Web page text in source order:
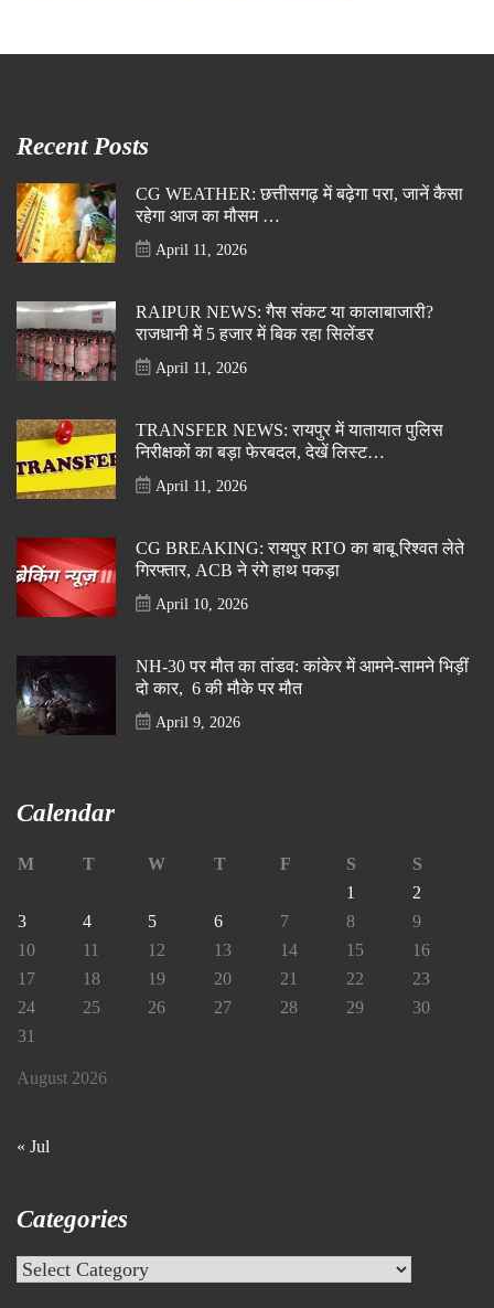
Recent Posts
CG WEATHER: छत्तीसगढ़ में बढ़ेगा परा, जानें कैसा
रहेगा आज का मौसम …
April 11, 2026
RAIPUR NEWS: गैस संकट या कालाबाजारी?
राजधानी में 5 हजार में बिक रहा सिलेंडर
April 11, 2026
TRANSFER NEWS: रायपुर में यातायात पुलिस
निरीक्षकों का बड़ा फेरबदल, देखें लिस्ट…
April 11, 2026
CG BREAKING: रायपुर RTO का बाबू रिश्वत लेते
गिरफ्तार, ACB ने रंगे हाथ पकड़ा
April 10, 2026
NH-30 पर मौत का तांडव: कांकेर में आमने-सामने भिड़ीं
दो कार, 6 की मौके पर मौत
April 9, 2026
Calendar
August 2026
M T W T F S
S
1
2
3
4 5 6 7 8
9
10
11 12 13 14 15
16
17
18 19 20 21 22
23
24
25 26 27 28 29
30
31
« Jul
Categories
Categories